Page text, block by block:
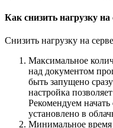
Как снизить нагрузку на
Снизить нагрузку на
Максимальное
над документом
быть запущено
настройка
Рекомендуем начать
установлено в
Минимальное